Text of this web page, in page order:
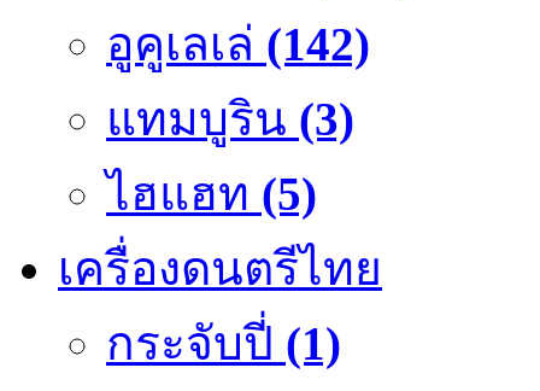
อูคูเลเล่ (142)
แทมบูริน (3)
ไฮแฮท (5)
เครื่องดนตรีไทย
กระจับปี่ (1)